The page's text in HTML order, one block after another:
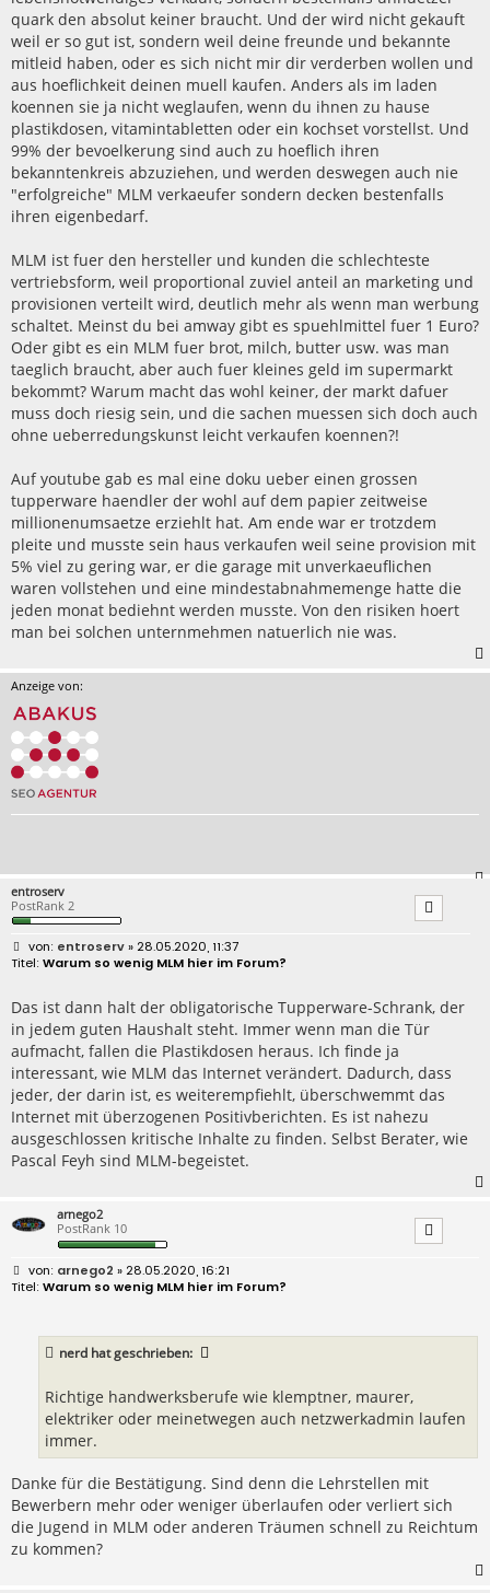
quark den absolut keiner braucht. Und der wird nicht gekauft
weil er so gut ist, sondern weil deine freunde und bekannte
mitleid haben, oder es sich nicht mir dir verderben wollen und
aus hoeflichkeit deinen muell kaufen. Anders als im laden
koennen sie ja nicht weglaufen, wenn du ihnen zu hause
plastikdosen, vitamintabletten oder ein kochset vorstellst. Und
99% der bevoelkerung sind auch zu hoeflich ihren
bekanntenkreis abzuziehen, und werden deswegen auch nie
"erfolgreiche" MLM verkaeufer sondern decken bestenfalls
ihren eigenbedarf.
MLM ist fuer den hersteller und kunden die schlechteste
vertriebsform, weil proportional zuviel anteil an marketing und
provisionen verteilt wird, deutlich mehr als wenn man werbung
schaltet. Meinst du bei amway gibt es spuehlmittel fuer 1 Euro?
Oder gibt es ein MLM fuer brot, milch, butter usw. was man
taeglich braucht, aber auch fuer kleines geld im supermarkt
bekommt? Warum macht das wohl keiner, der markt dafuer
muss doch riesig sein, und die sachen muessen sich doch auch
ohne ueberredungskunst leicht verkaufen koennen?!
Auf youtube gab es mal eine doku ueber einen grossen
tupperware haendler der wohl auf dem papier zeitweise
millionenumsaetze erziehlt hat. Am ende war er trotzdem
pleite und musste sein haus verkaufen weil seine provision mit
5% viel zu gering war, er die garage mit unverkaeuflichen
waren vollstehen und eine mindestabnahmemenge hatte die
jeden monat bediehnt werden musste. Von den risiken hoert
man bei solchen unternmehmen natuerlich nie was.
Anzeige von:
entroserv
PostRank 2
B
e
r
a
g
entroserv» 28.05.2020, 11:37
Warum so wenig MLM hier im Forum?
Das ist dann halt der obligatorische Tupperware-Schrank, der
in jedem guten Haushalt steht. Immer wenn man die Tür
aufmacht, fallen die Plastikdosen heraus. Ich finde ja
interessant, wie MLM das Internet verändert. Dadurch, dass
jeder, der darin ist, es weiterempfiehlt, überschwemmt das
Internet mit überzogenen Positivberichten. Es ist nahezu
ausgeschlossen kritische Inhalte zu finden. Selbst Berater, wie
Pascal Feyh sind MLM-begeistet.
arnego2
PostRank 10
B
e
arnego2 » 28.05.2020, 16:21
Warum so wenig MLM hier im Forum?
nerd hat geschrieben:
Richtige handwerksberufe wie klemptner, maurer,
elektriker oder meinetwegen auch netzwerkadmin laufen
immer.
Danke für die Bestätigung. Sind denn die Lehrstellen mit
Bewerbern mehr oder weniger überlaufen oder verliert sich
die Jugend in MLM oder anderen Träumen schnell zu Reichtum
zu kommen?